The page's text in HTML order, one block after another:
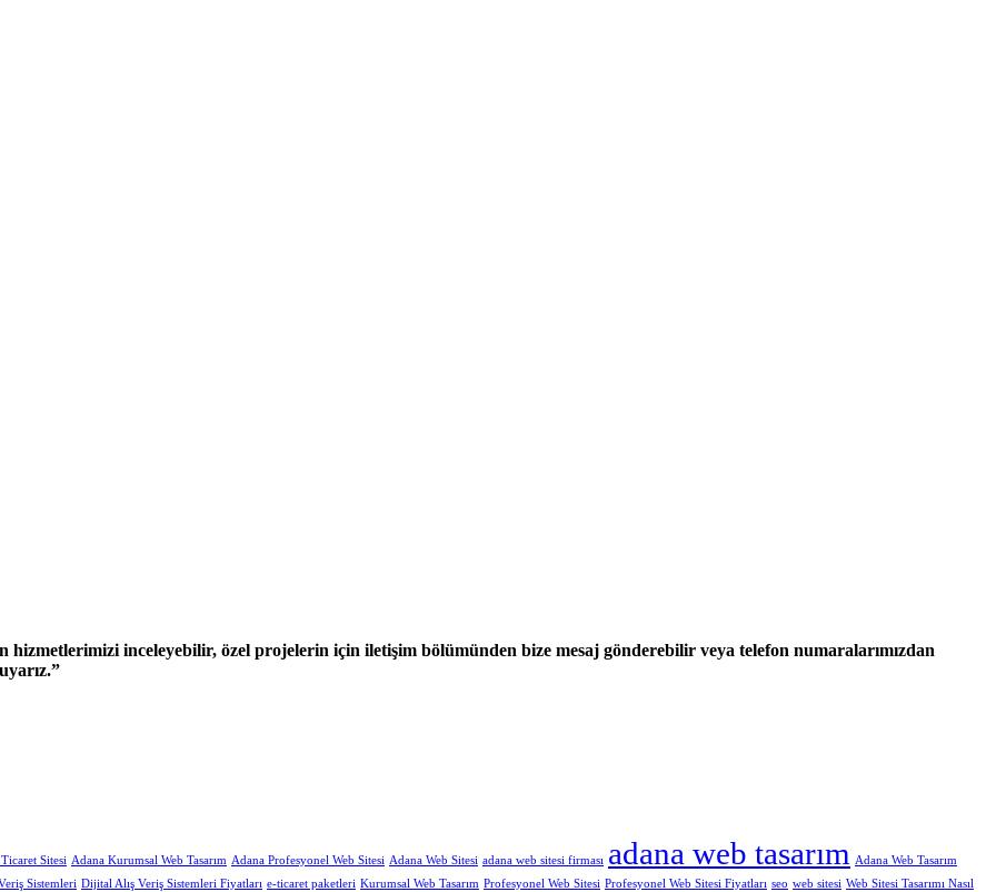
inceleyebilir, özel projelerin için iletişim bölümünden bize mesaj gönderebilir veya telefon numaralarımızdan
Sitesi Adana Kurumsal Web Tasarım Adana Profesyonel Web Sitesi Adana Web Sitesi adana web sitesi firması adana web tasarım
Adana Web Tasarım
Sistemleri Dijital Alış Veriş Sistemleri Fiyatları e-ticaret paketleri Kurumsal Web Tasarım Profesyonel Web Sitesi Profesyonel Web Sitesi Fiyatları seo web sitesi Web Sitesi Tasarımı Nasıl